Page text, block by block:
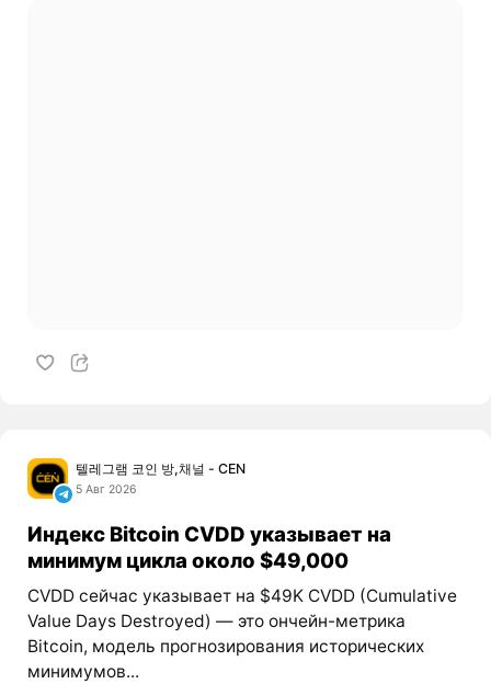
텔레그램 코인 방,채널 - CEN
5 Авг 2026
Индекс Bitcoin CVDD указывает на
минимум цикла около $49,000
CVDD сейчас указывает на $49K CVDD (Cumulative
Value Days Destroyed) — это ончейн-метрика
Bitcoin, модель прогнозирования исторических
минимумов...